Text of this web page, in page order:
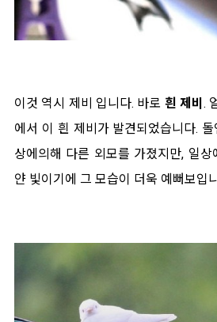
이것 역시 제비 입니다. 바로 흰 제비 .
에서 이 흰 제비가 발견되었습니다.
상에의해 다른 외모를 가졌지만, 일
얀 빛이기에 그 모습이 더욱 예뻐보입